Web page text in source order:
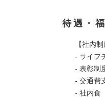
待遇・
【社内制
- ライフ
- 表彰制
- 交通費
- 社内食